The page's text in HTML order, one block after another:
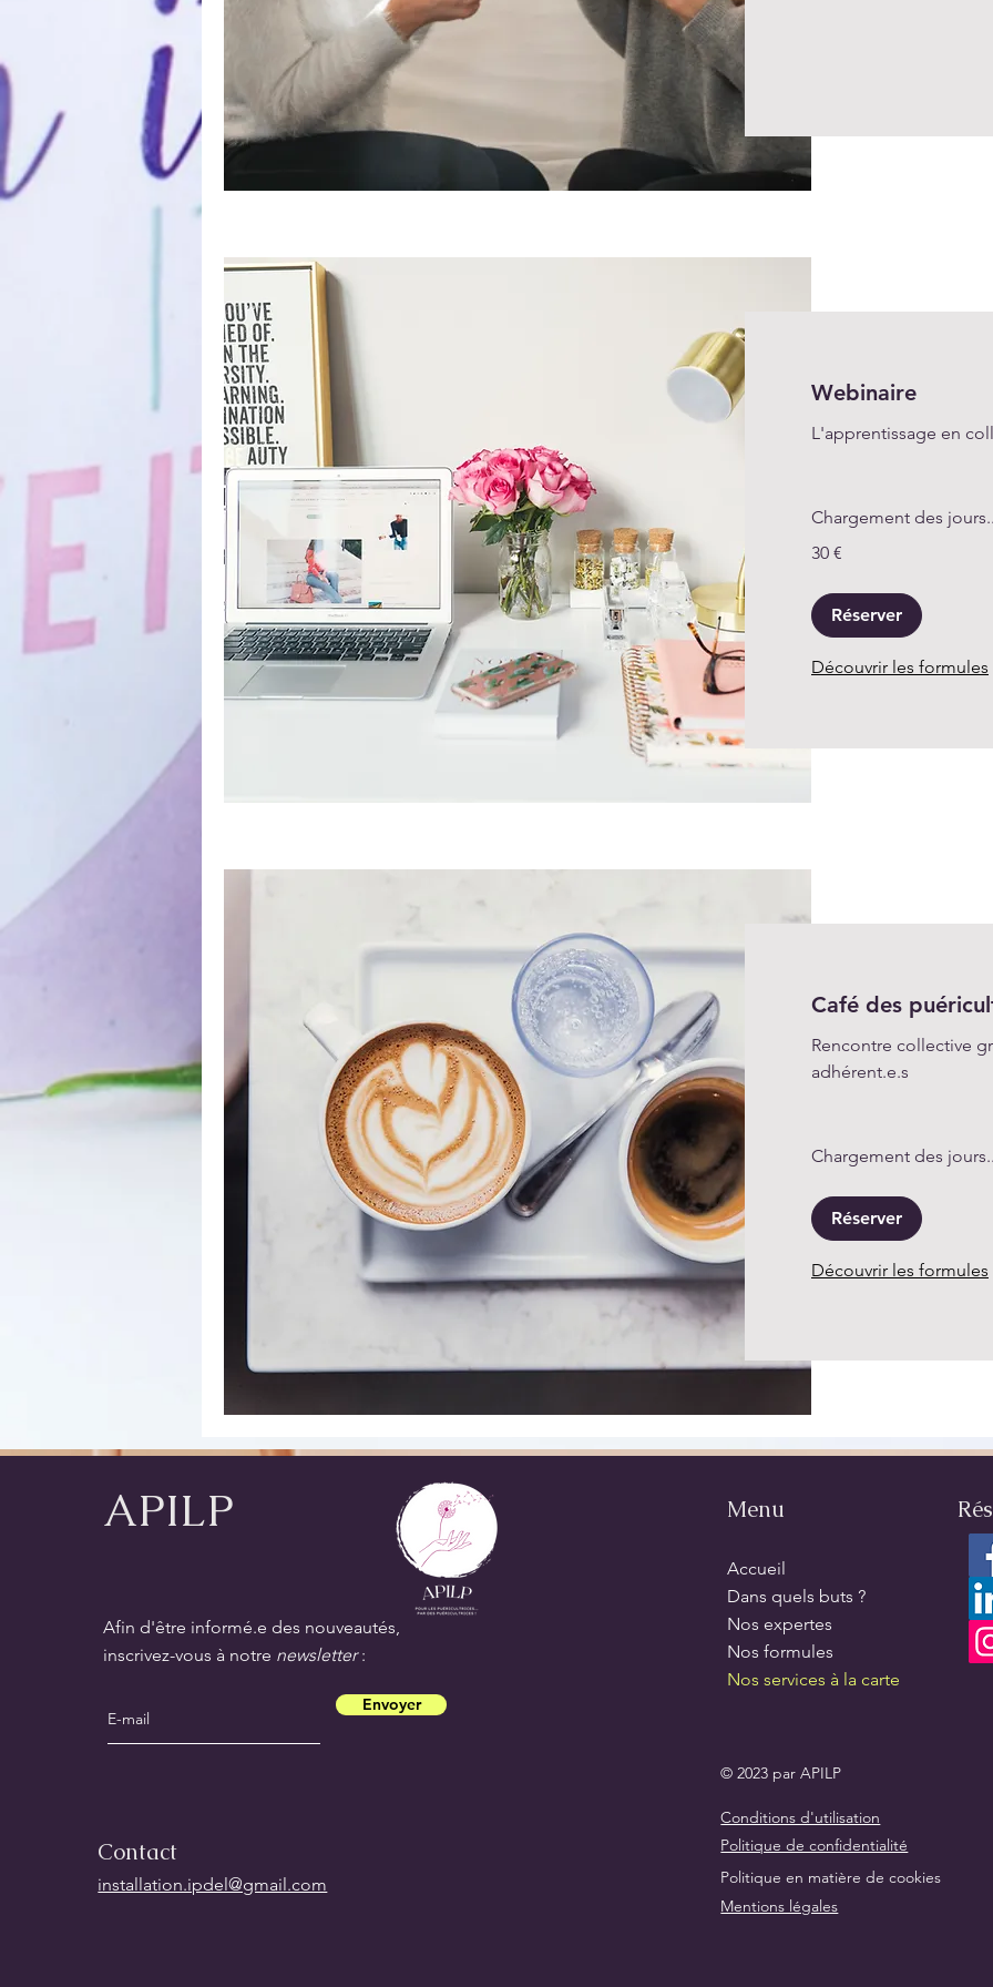
Webinaire
L'apprentissage en
Chargement des
euros
30 €
Réserver
Découvrir les formules
Café des
Rencontre collective
adhérent.e.s
Chargement des
Réserver
Découvrir les formules
APILP
Afin d'être informé.e des nouveautés,
inscrivez-vous à notre newsletter:
Envoyer
Contact
installation.ipdel@gmail.com
Menu
Accueil
Dans quels buts ?
Nos expertes
Nos formules
Nos services à la carte
© 2023 par APILP
Conditions d'utilisation
Politique de confidentialité
Politique en matière de cookies
Mentions légales